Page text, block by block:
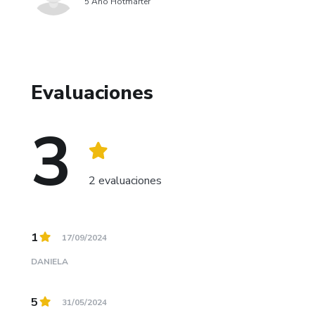
Evaluaciones
3 2 evaluaciones
1 17/09/2024
DANIELA
5 31/05/2024